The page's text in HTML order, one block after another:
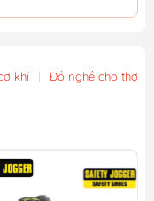
Bảo Bình 620
C750V
khí | Đồ nghề cho thợ